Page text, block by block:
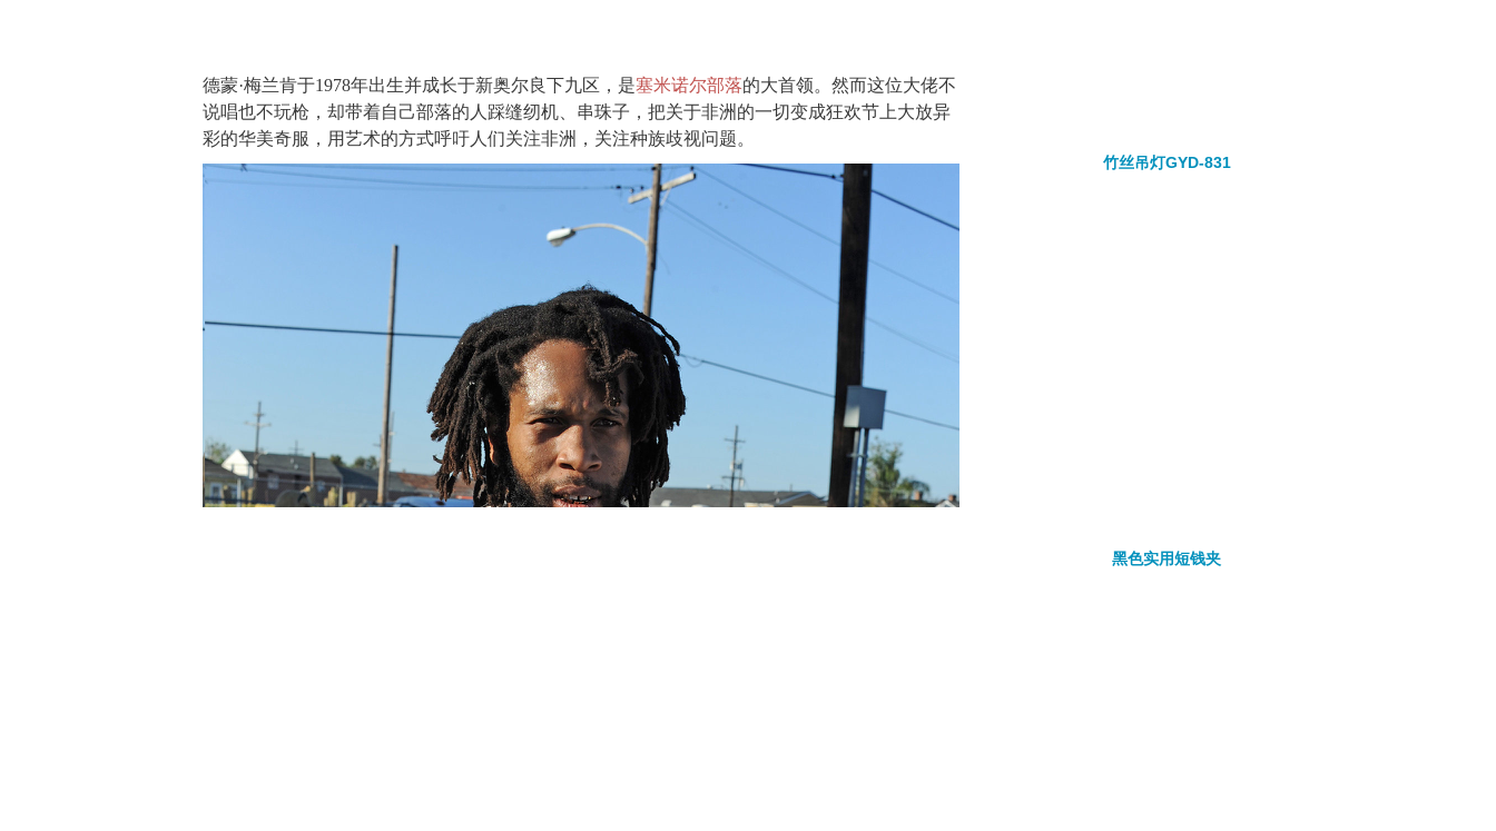
德蒙·梅兰肯于1978年出生并成长于新奥尔良下九区，是塞米诺尔部落的大首领。然而这位大佬不
说唱也不玩枪，却带着自己部落的人踩缝纫机、串珠子，把关于非洲的一切变成狂欢节上大放异
彩的华美奇服，用艺术的方式呼吁人们关注非洲，关注种族歧视问题。
竹丝吊灯GYD-831
黑色实用短钱夹